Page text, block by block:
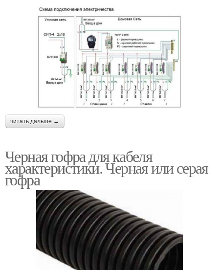
читать дальше →
Черная гофра для кабеля
характеристики. Черная или серая
гофра